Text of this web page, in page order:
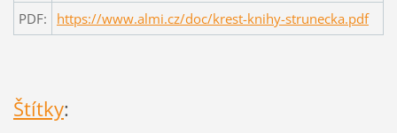
PDF:
https://www.almi.cz/doc/krest-knihy-strunecka.pdf
Štítky: